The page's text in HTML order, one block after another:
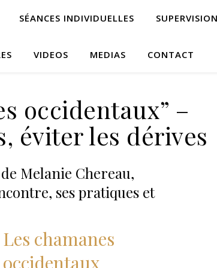
SÉANCES INDIVIDUELLES SUPERVISION
VIDEOS MEDIAS CONTACT
occidentaux” –
éviter les dérives
Melanie Chereau,
ses pratiques et
Les chamanes
occidentaux